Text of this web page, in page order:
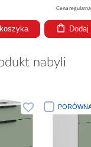
Cena
nabyli